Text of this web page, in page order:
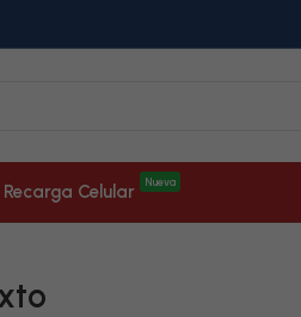
Recarga Celular Nueva